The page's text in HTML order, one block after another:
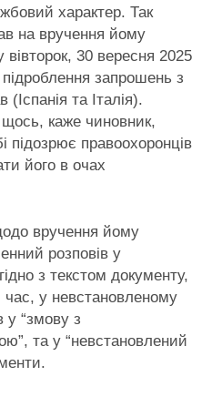
характер. Так
на вручення йому
вівторок, 30 вересня 2025
запрошень з
(Іспанія та Італія).
каже чиновник,
підозрює правоохоронців
його в очах
вручення йому
розповів у
з текстом документу,
час, у невстановленому
у “змову з
та у “невстановлений